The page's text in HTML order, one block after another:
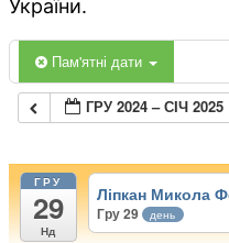
України.
Пам'ятні дати
ГРУ 2024 – СІЧ 2025
ГРУ
29
Нд
Ліпкан Микола
Гру 29 день